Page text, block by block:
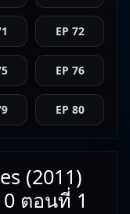
EP 72
EP 76
EP 80
(2011)
ตอนที่ 1